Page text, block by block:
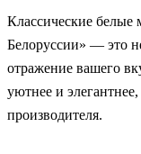
Классические
Белоруссии» — это
отражение вашего
уютнее и
производителя.